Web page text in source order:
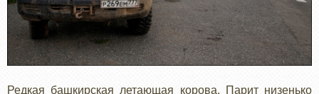
Редкая башкирская летающая корова. Парит низенько